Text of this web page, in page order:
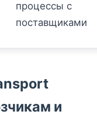
процессы с
поставщиками
и